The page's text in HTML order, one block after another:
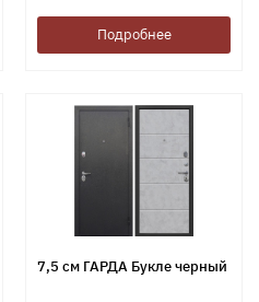
Подробнее
7,5 см ГАРДА Букле черный